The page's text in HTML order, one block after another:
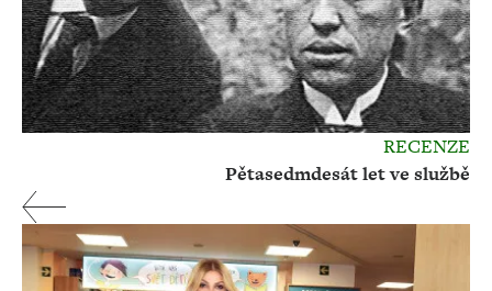
RECENZE
Pětasedmdesát let ve službě